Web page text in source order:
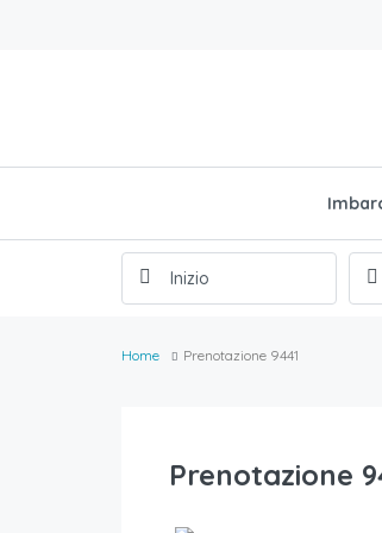
Home Prenotazione 9441
Prenotazione